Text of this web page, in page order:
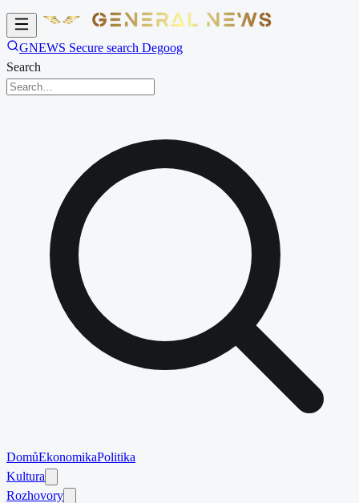
GNEWS Secure search Degoog
Search
DomůEkonomikaPolitika
Kultura
Rozhovory